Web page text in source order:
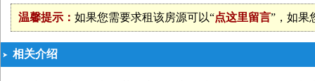
温馨提示： 如果您需要求租该房源可以“点这里留言”，如果
相关介绍